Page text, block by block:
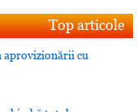
Top articole
aprovizionării cu